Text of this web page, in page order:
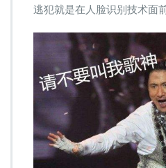
逃犯就是在人脸识别技术面